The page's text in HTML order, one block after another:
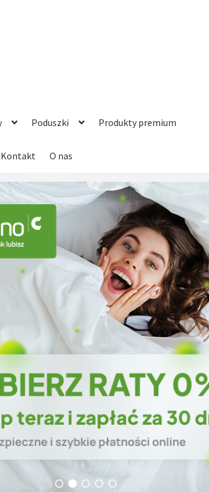
Poduszki Produkty premium
Kontakt O nas